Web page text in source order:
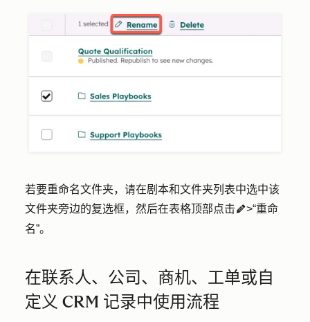
若要重命名文件夹，请在剧本和文件夹列表中选中该
文件夹旁边的复选框，然后在表格顶部点击edit>“重命
名”。
在联系人、公司、商机、工单或自
定义 CRM 记录中使用流程